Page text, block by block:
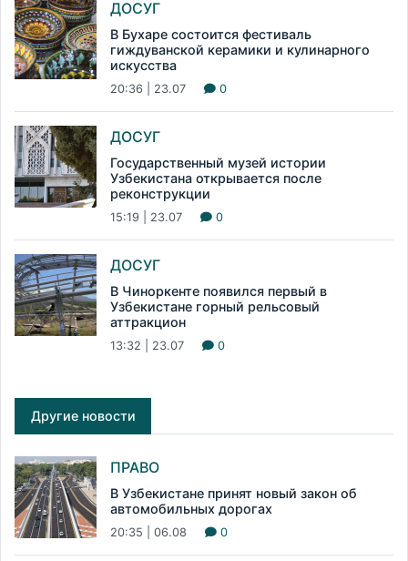
ДОСУГ
В Бухаре состоится фестиваль
гиждуванской керамики и кулинарного
искусства
20:36 | 23.07 0
ДОСУГ
Государственный музей истории
Узбекистана открывается после
реконструкции
15:19 | 23.07 0
ДОСУГ
В Чиноркенте появился первый в
Узбекистане горный рельсовый
аттракцион
13:32 | 23.07 0
Другие новости
ПРАВО
В Узбекистане принят новый закон об
автомобильных дорогах
20:35 | 06.08 0